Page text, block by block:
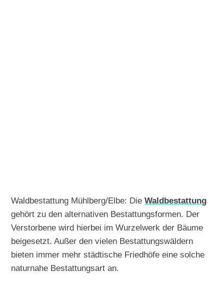
Waldbestattung Mühlberg/Elbe: DieWaldbestattung
gehört zu den alternativen Bestattungsformen. Der
Verstorbene wird hierbei im Wurzelwerk der Bäume
beigesetzt. Außer den vielen Bestattungswäldern
bieten immer mehr städtische Friedhöfe eine solche
naturnahe Bestattungsart an.